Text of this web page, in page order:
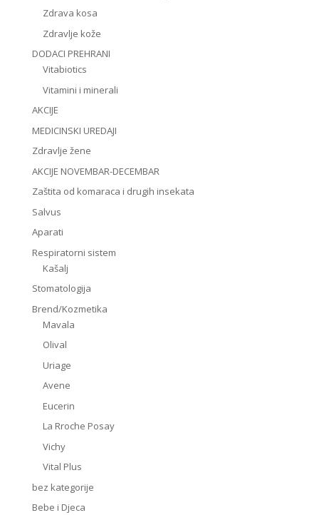
Zdrava kosa
Zdravlje kože
DODACI PREHRANI
Vitabiotics
Vitamini i minerali
AKCIJE
MEDICINSKI UREDAJI
Zdravlje žene
AKCIJE NOVEMBAR-DECEMBAR
Zaštita od komaraca i drugih insekata
Salvus
Aparati
Respiratorni sistem
Kašalj
Stomatologija
Brend/Kozmetika
Mavala
Olival
Uriage
Avene
Eucerin
La Rroche Posay
Vichy
Vital Plus
bez kategorije
Bebe i Djeca